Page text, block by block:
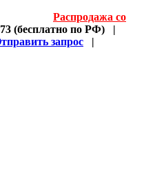
Распродажа со
(бесплатно по РФ) |
запрос |